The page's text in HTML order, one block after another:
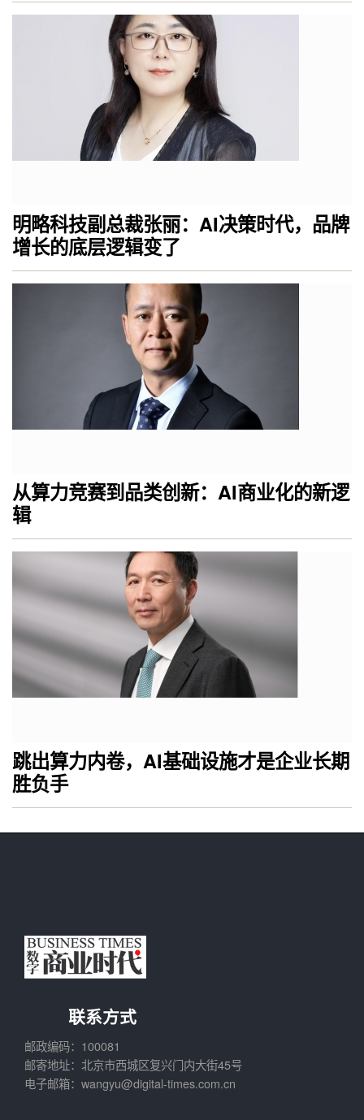
明略科技副总裁张丽：AI决策时代，品牌
增长的底层逻辑变了
从算力竞赛到品类创新：AI商业化的新逻
辑
跳出算力内卷，AI基础设施才是企业长期
胜负手
联系方式
邮政编码：100081
邮寄地址：北京市西城区复兴门内大街45号
电子邮箱：wangyu@digital-times.com.cn